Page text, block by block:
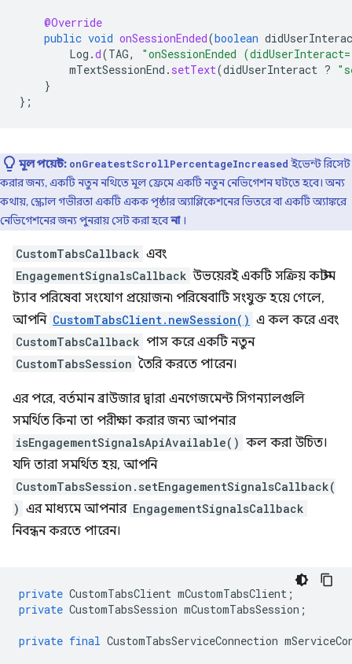
@Override
public void onSessionEnded(boolean
Log .d(TAG,
"onSessionEnded
mTextSessionEnd . setText(didUserInteract ?
}
};
মূল পয়েন্ট: onGreatestScrollPercentageIncreased ইভেন্ট রিসেট
করার জন্য, একটি নতুন নথিতে মূল ফ্রেমে একটি নতুন নেভিগেশন ঘটতে হবে। অন্য
কথায়, স্ক্রোল গভীরতা একটি একক পৃষ্ঠার অ্যাপ্লিকেশনের ভিতরে বা একটি অ্যাঙ্করে
নেভিগেশনের জন্য পুনরায় সেট করা হবেনা।
CustomTabsCallback এবং
EngagementSignalsCallback উভয়েরই একটি সক্রিয় কাস্টম
ট্যাব পরিষেবা সংযোগ প্রয়োজন৷ পরিষেবাটি সংযুক্ত হয়ে গেলে,
আপনি CustomTabsClient.newSession() এ কল করে এবং
CustomTabsCallback পাস করে একটি নতুন
CustomTabsSession তৈরি করতে পারেন।
এর পরে, বর্তমান ব্রাউজার দ্বারা এনগেজমেন্ট সিগন্যালগুলি
সমর্থিত কিনা তা পরীক্ষা করার জন্য আপনার
isEngagementSignalsApiAvailable() কল করা উচিত।
যদি তারা সমর্থিত হয়, আপনি
CustomTabsSession.setEngagementSignalsCallback(
) এর মাধ্যমে আপনার EngagementSignalsCallback
নিবন্ধন করতে পারেন।
private CustomTabsClient mCustomTabsClient ;
private CustomTabsSession mCustomTabsSession ;
private final CustomTabsServiceConnection